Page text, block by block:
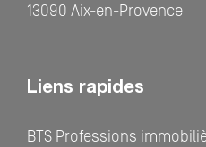
13090 Aix-en-Provence
Liens rapides
BTS Professions